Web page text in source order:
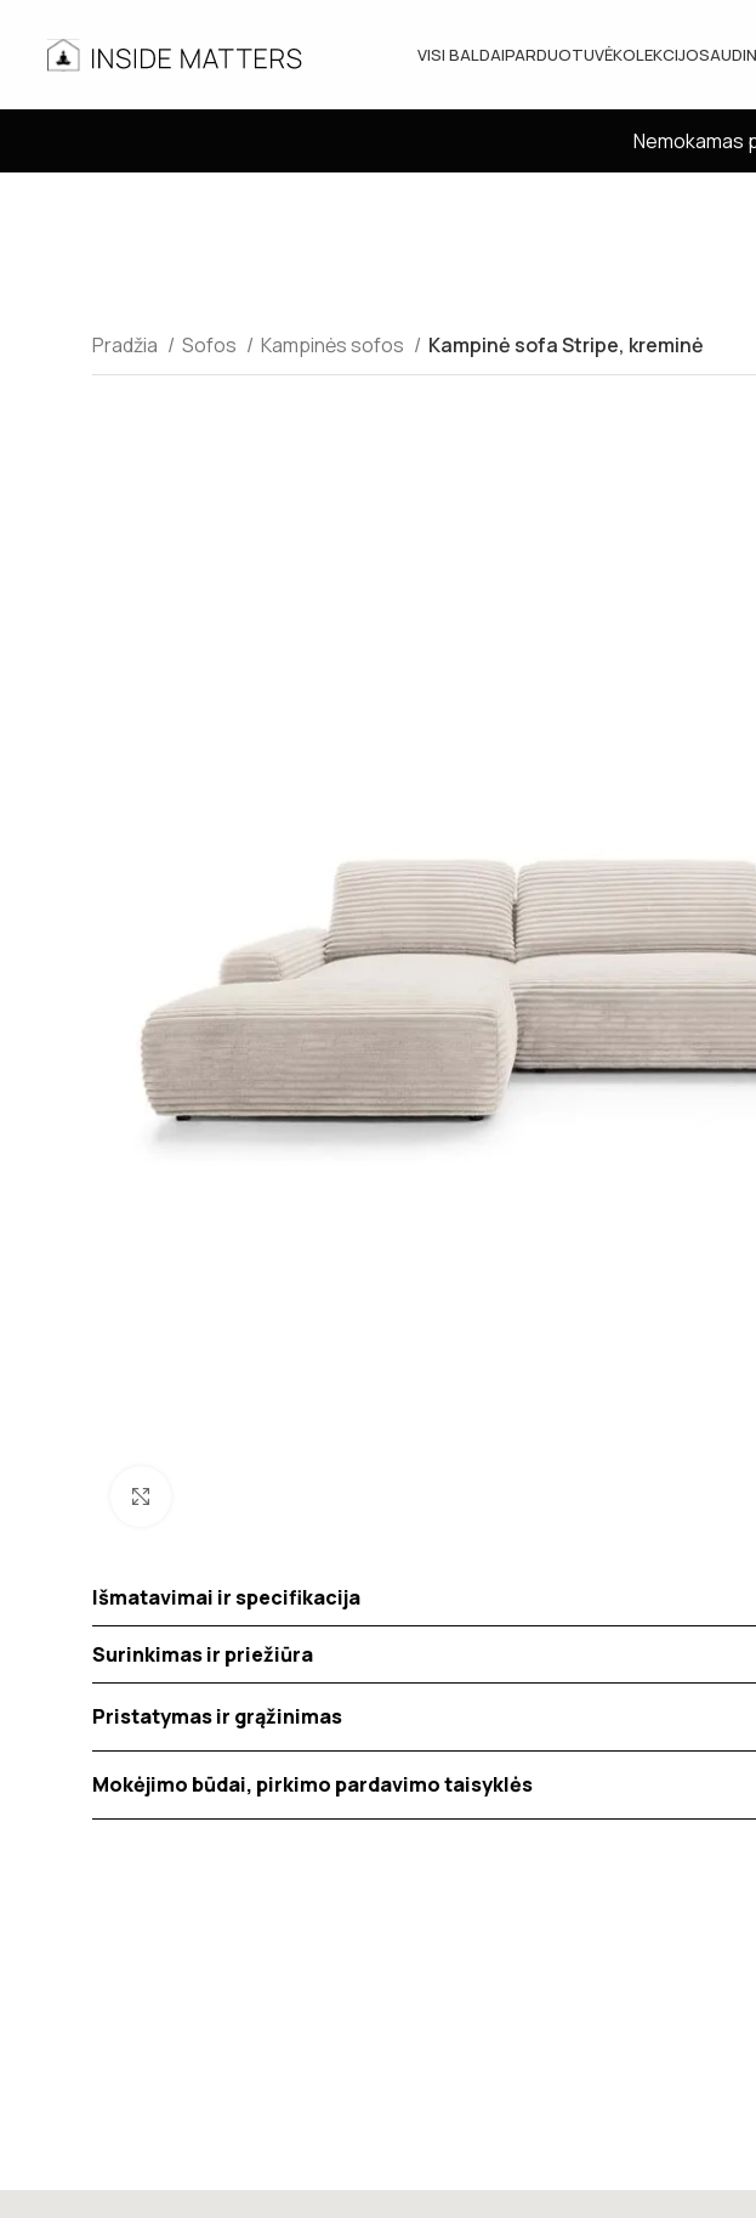
VISI BALDAIPARDUOTUVĖKOLEKCIJOS
Nemokamas
Pradžia Sofos Kampinės sofos Kampinė sofa Stripe, kreminė
Išmatavimai ir specifikacija
Surinkimas ir priežiūra
Pristatymas ir grąžinimas
Mokėjimo būdai, pirkimo pardavimo taisyklės